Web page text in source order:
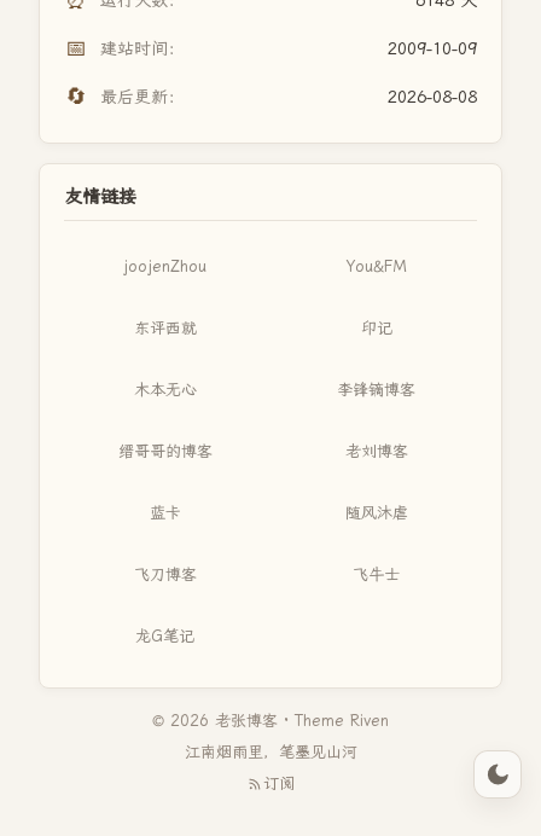
📅 建站时间： 2009-10-09
🔄 最后更新： 2026-08-08
友情链接
joojenZhou You&FM
东评西就 印记
木本无心 李锋镝博客
缙哥哥的博客 老刘博客
蓝卡 随风沐虐
飞刀博客 飞牛士
龙G笔记
© 2026 老张博客 · Theme Riven
江南烟雨里，笔墨见山河
订阅